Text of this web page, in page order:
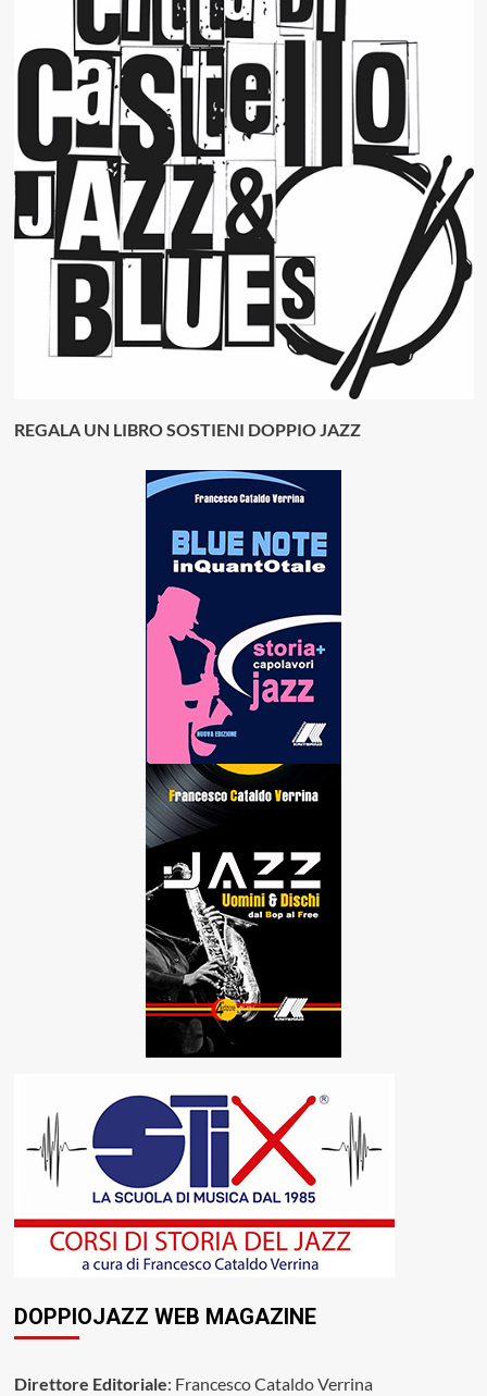
REGALA UN LIBRO SOSTIENI DOPPIO JAZZ
DOPPIOJAZZ WEB MAGAZINE
Direttore Editoriale: Francesco Cataldo Verrina